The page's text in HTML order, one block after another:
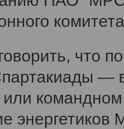
что
—
или
энергетиков